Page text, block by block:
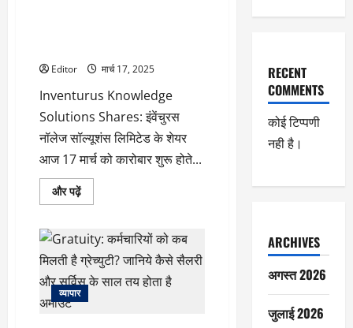
बारे
और
Editor मार्च 17, 2025
Inventurus Knowledge
Solutions Shares: इंवेंचुरस
नॉलेज सॉल्यूशंस लिमिटेड के शेयर
आज 17 मार्च को कारोबार शुरू होते...
और पढ़ेंIKS
हेल्थ
13%
से
अधिक
लुढ़के,
सबसे
निचले
स्तर
व्यापार
RECENT
COMMENTS
कोई टिप्पणी
नही है।
ARCHIVES
अगस्त 2026
जुलाई 2026